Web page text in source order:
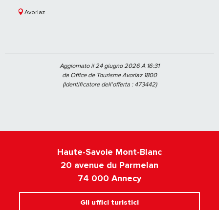
Avoriaz
Aggiornato il 24 giugno 2026 A 16:31
da Office de Tourisme Avoriaz 1800
(Identificatore dell'offerta :473442)
Haute-Savoie Mont-Blanc
20 avenue du Parmelan
74 000 Annecy
Gli uffici turistici